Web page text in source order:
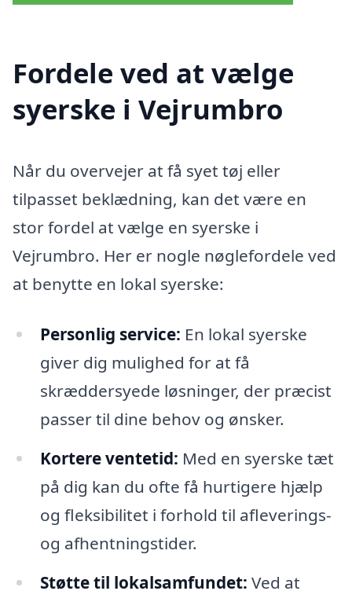
Fordele ved at vælge
syerske i Vejrumbro
Når du overvejer at få syet tøj eller
tilpasset beklædning, kan det være en
stor fordel at vælge en syerske i
Vejrumbro. Her er nogle nøglefordele ved
at benytte en lokal syerske:
Personlig service: En lokal syerske
giver dig mulighed for at få
skræddersyede løsninger, der præcist
passer til dine behov og ønsker.
Kortere ventetid: Med en syerske tæt
på dig kan du ofte få hurtigere hjælp
og fleksibilitet i forhold til afleverings-
og afhentningstider.
Støtte til lokalsamfundet: Ved at